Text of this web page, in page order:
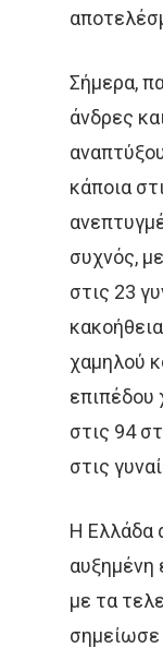
Σήμερα,
άνδρες
κάποια
συχνός,
στις 23
χαμηλού
επιπέδου
στις 94
στις
Η Ελλάδα
με τα
σημείωσε